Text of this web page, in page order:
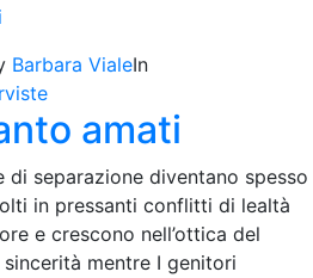
Barbara VialeIn
amati
separazione diventano spesso
in pressanti conflitti di lealtà
e crescono nell’ottica del
mentre I genitori